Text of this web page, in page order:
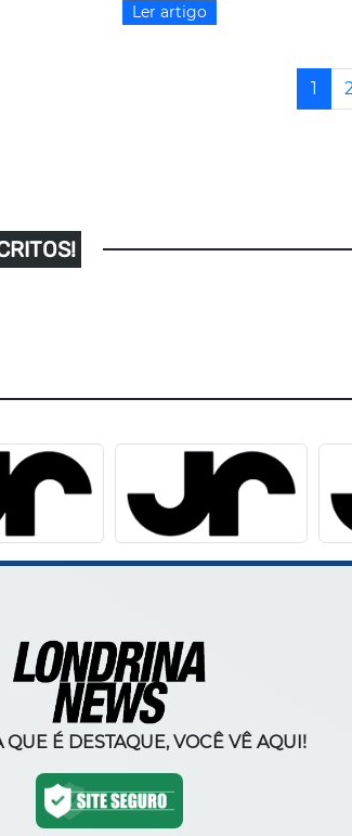
Ler artigo
1
QUE É DESTAQUE, VOCÊ VÊ AQUI!